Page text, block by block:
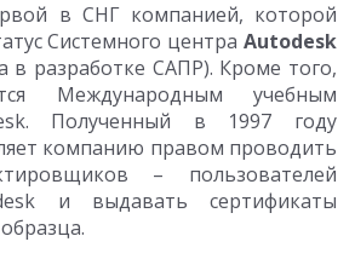
в СНГ компанией, которой
Системного центра Autodesk
в разработке САПР). Кроме того,
Международным учебным
Полученный в 1997 году
компанию правом проводить
– пользователей
и выдавать сертификаты